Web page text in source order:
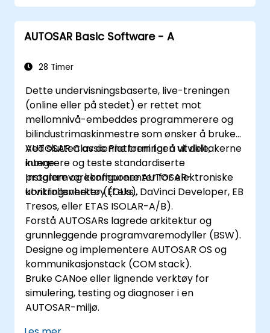
AUTOSAR Basic Software - A
28 Timer
Dette undervisningsbaserte, live-treningen
(online eller på stedet) er rettet mot
mellomnivå-embeddes programmerere og
bilindustrimaskinmestre som ønsker å bruke
AUTOSAR Classic Platform for å utvikle,
integrere og teste standardiserte
programvarekomponenter for elektroniske
kontrollenheter (ECUs).
Ved slutten av denne treningen vil deltakerne
kunne:
Instalere og konfigurere AUTOSAR-
utviklingsverktøy (f.eks., DaVinci Developer, EB
Tresos, eller ETAS ISOLAR-A/B).
Forstå AUTOSARs lagrede arkitektur og
grunnleggende programvaremodyller (BSW).
Designe og implementere AUTOSAR OS og
kommunikasjonstack (COM stack).
Bruke CANoe eller lignende verktøy for
simulering, testing og diagnoser i en
AUTOSAR-miljø.